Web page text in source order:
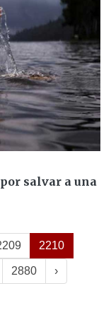
salvar a una
2210
2880 ›